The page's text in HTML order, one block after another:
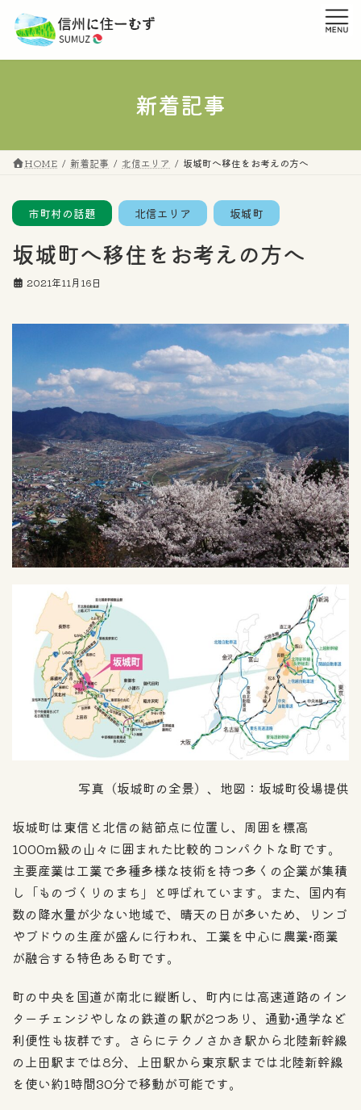
ン
プ
ー
動
新着記事
HOME 新着記事 北信エリア 坂城町へ移住をお考えの方へ
坂城町へ移住をお考えの方へ
2021年11月16日
写真（坂城町の全景）、地図：坂城町役場提供
坂城町は東信と北信の結節点に位置し、周囲を標高
1000m級の山々に囲まれた比較的コンパクトな町です。
主要産業は工業で多種多様な技術を持つ多くの企業が集積
し「ものづくりのまち」と呼ばれています。また、国内有
数の降水量が少ない地域で、晴天の日が多いため、リンゴ
やブドウの生産が盛んに行われ、工業を中心に農業•商業
が融合する特色ある町です。
町の中央を国道が南北に縦断し、町内には高速道路のイン
ターチェンジやしなの鉄道の駅が2つあり、通勤•通学など
利便性も抜群です。さらにテクノさかき駅から北陸新幹線
の上田駅までは8分、上田駅から東京駅までは北陸新幹線
を使い約1時間30分で移動が可能です。
北信エリア 坂城町
市町村の話題